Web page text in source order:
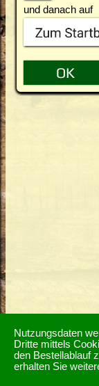
Nutzungsdaten
Dritte mittels
den Bestellablauf
erhalten Sie
und danach auf